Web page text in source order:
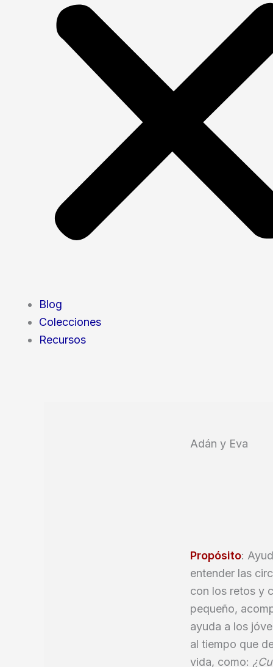
Blog
Colecciones
Recursos
Adán y Eva
Propósito:
entender las
con los retos y
pequeño,
ayuda a los
al tiempo que
vida, como: